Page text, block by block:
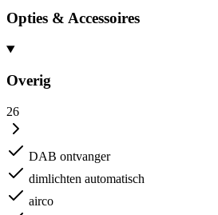
Opties & Accessoires
Overig
26
DAB ontvanger
dimlichten automatisch
airco